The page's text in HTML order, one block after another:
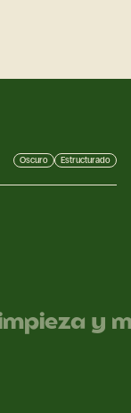
Oscuro Estructurado
y